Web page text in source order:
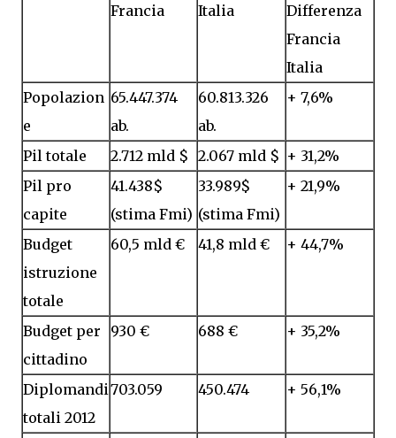
Francia Italia
Differenza
Francia
Italia
Popolazion
e
65.447.374
ab.
60.813.326
ab.
+ 7,6%
Pil totale 2.712 mld $ 2.067 mld $ + 31,2%
Pil pro
capite
41.438$
(stima Fmi)
33.989$
(stima Fmi)
+ 21,9%
Budget
istruzione
totale
60,5 mld € 41,8 mld € + 44,7%
Budget per
cittadino
930 € 688 € + 35,2%
Diplomandi
totali 2012
703.059 450.474 + 56,1%